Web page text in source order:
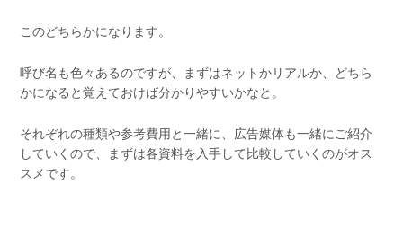
このどちらかになります。
呼び名も色々あるのですが、まずはネットかリアルか、どちら
かになると覚えておけば分かりやすいかなと。
それぞれの種類や参考費用と一緒に、広告媒体も一緒にご紹介
していくので、まずは各資料を入手して比較していくのがオス
スメです。